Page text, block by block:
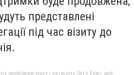
представлені
під час візиту до
необхідний текст і натисніть Ctrl + Enter, щоб